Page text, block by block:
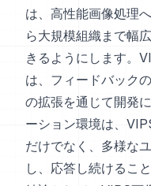
は、高性能画像処理
ら大規模組織まで幅
きるようにします。
は、フィードバック
の拡張を通じて開発
ーション環境は、
だけでなく、多様な
し、応答し続けるこ